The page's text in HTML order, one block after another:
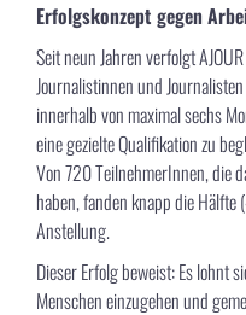
Erfolgskonzept gegen
Seit neun Jahren verfolgt
Journalistinnen und
innerhalb von maximal sechs
eine gezielte Qualifikation zu
Von 720 TeilnehmerInnen, die
haben, fanden knapp die
Anstellung.
Dieser Erfolg beweist: Es lohnt
Menschen einzugehen und